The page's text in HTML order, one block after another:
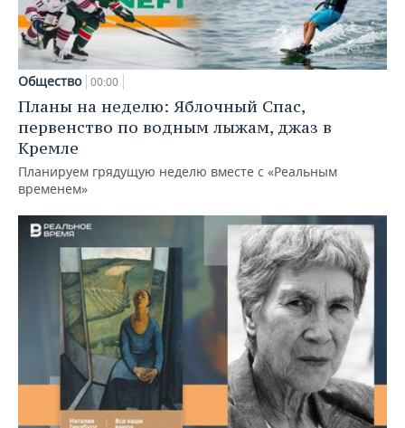
Общество 00:00
Планы на неделю: Яблочный Спас,
первенство по водным лыжам, джаз в
Кремле
Планируем грядущую неделю вместе с «Реальным
временем»